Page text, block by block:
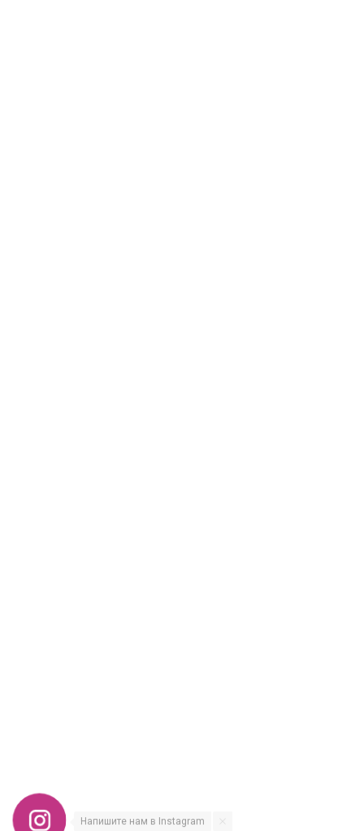
Напишите нам в Instagram